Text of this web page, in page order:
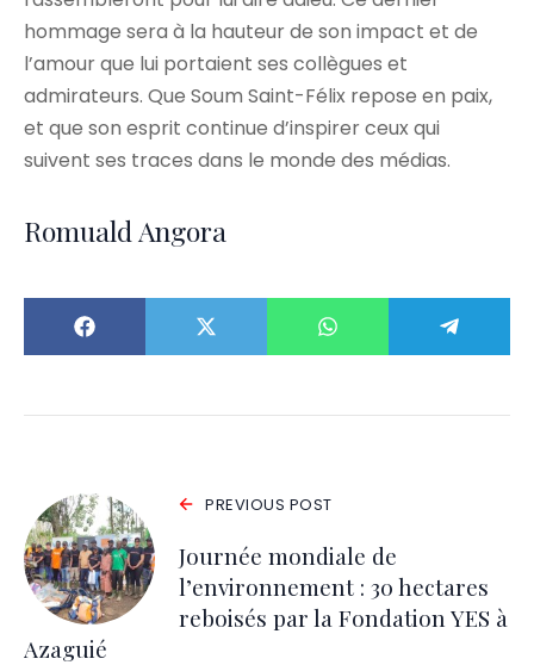
hommage sera à la hauteur de son impact et de
l’amour que lui portaient ses collègues et
admirateurs. Que Soum Saint-Félix repose en paix,
et que son esprit continue d’inspirer ceux qui
suivent ses traces dans le monde des médias.
Romuald Angora
PREVIOUS POST
Journée mondiale de
l’environnement : 30 hectares
reboisés par la Fondation YES à
Azaguié